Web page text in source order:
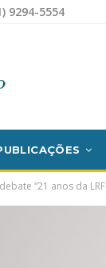
9294-5554
“21 anos da